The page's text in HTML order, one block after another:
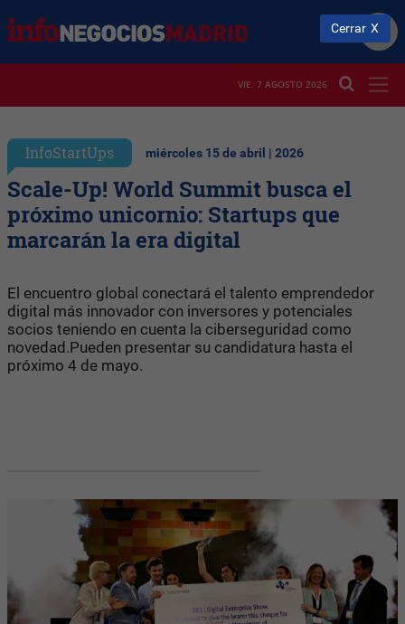
VIE. 7 AGOSTO 2026
InfoStartUps miércoles 15 de abril | 2026
Scale-Up! World Summit busca el
próximo unicornio: Startups que
marcarán la era digital
El encuentro global conectará el talento emprendedor
digital más innovador con inversores y potenciales
socios teniendo en cuenta la ciberseguridad como
novedad.Pueden presentar su candidatura hasta el
próximo 4 de mayo.
Cerrar